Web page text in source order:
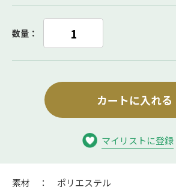
数量：
カートに入れる
マイリストに登録
素材 ： ポリエステル